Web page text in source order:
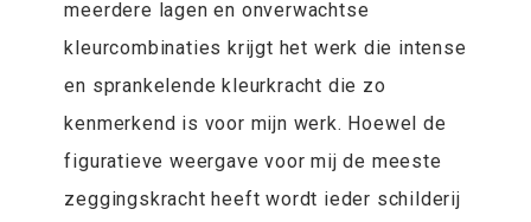
meerdere lagen en onverwachtse
kleurcombinaties krijgt het werk die intense
en sprankelende kleurkracht die zo
kenmerkend is voor mijn werk. Hoewel de
figuratieve weergave voor mij de meeste
zeggingskracht heeft wordt ieder schilderij